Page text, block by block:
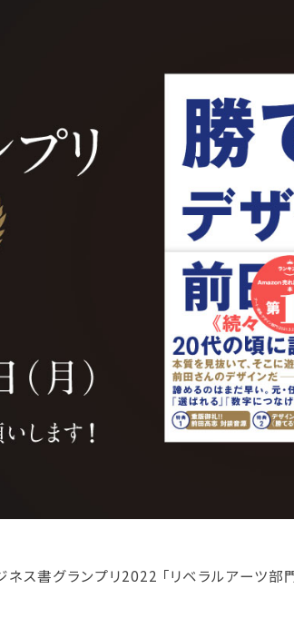
書グランプリ2022 「リベラルアーツ部門